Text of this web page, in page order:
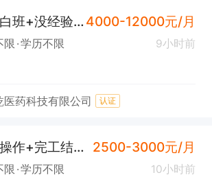
电话销售【长白班+没经验也能干】 4000-12000元/月
限 学历不限 9小时前
医药科技有限公司 认证
转发员（简单操作+完工结算） 2500-3000元/月
限 学历不限 10小时前